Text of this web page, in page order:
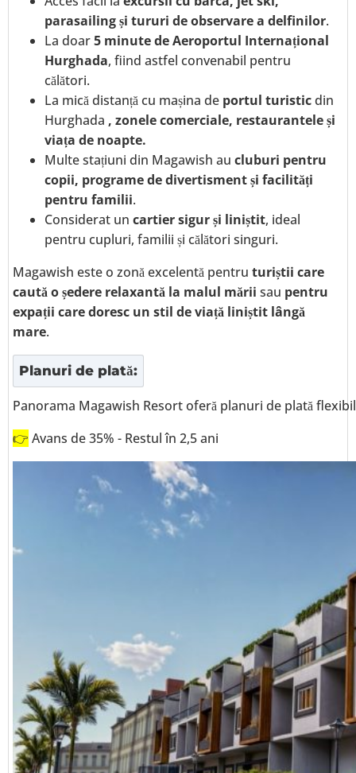
parasailing și tururi de observare a delfinilor.
La doar5 minute de Aeroportul Internațional
Hurghada, fiind astfel convenabil pentru
călători.
La mică distanță cu mașina de portul turisticdin
Hurghada , zonele comerciale, restaurantele și
viața de noapte.
Multe stațiuni din Magawish au cluburi pentru
copii, programe de divertisment și facilități
pentru familii.
Considerat un cartier sigur și liniștit, ideal
pentru cupluri, familii și călători singuri.
Magawish este o zonă excelentă pentru turiștii care
caută o ședere relaxantă la malul mării sau pentru
expații care doresc un stil de viață liniștit lângă
mare.
Planuri de plată:
Panorama Magawish Resort oferă planuri de plată
👉 Avans de 35% - Restul în 2,5 ani